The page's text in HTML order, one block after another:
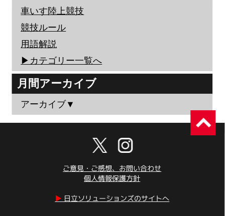
車いす陸上競技
競技ルール
用語解説
▶︎カテゴリー一覧へ
月間アーカイブ
アーカイブ▼
ご意見・ご感想、お問い合わせ
個人情報保護方針
▶︎ 日立ソリューションズのサイトへ